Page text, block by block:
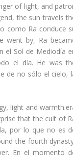
of light, and
the sun travels
como Ra conduce
went by, Ra
el Sol de Mediodía
el día. He was
de no sólo el cielo,
light and
that the cult of
por lo que no es
the fourth
En el momento